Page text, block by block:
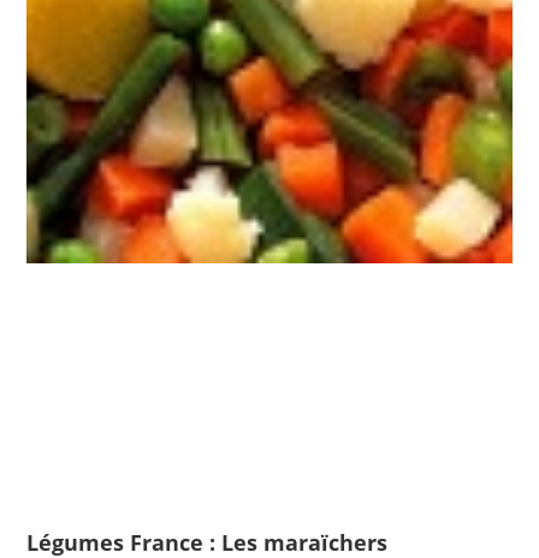
Légumes France : Les maraïchers